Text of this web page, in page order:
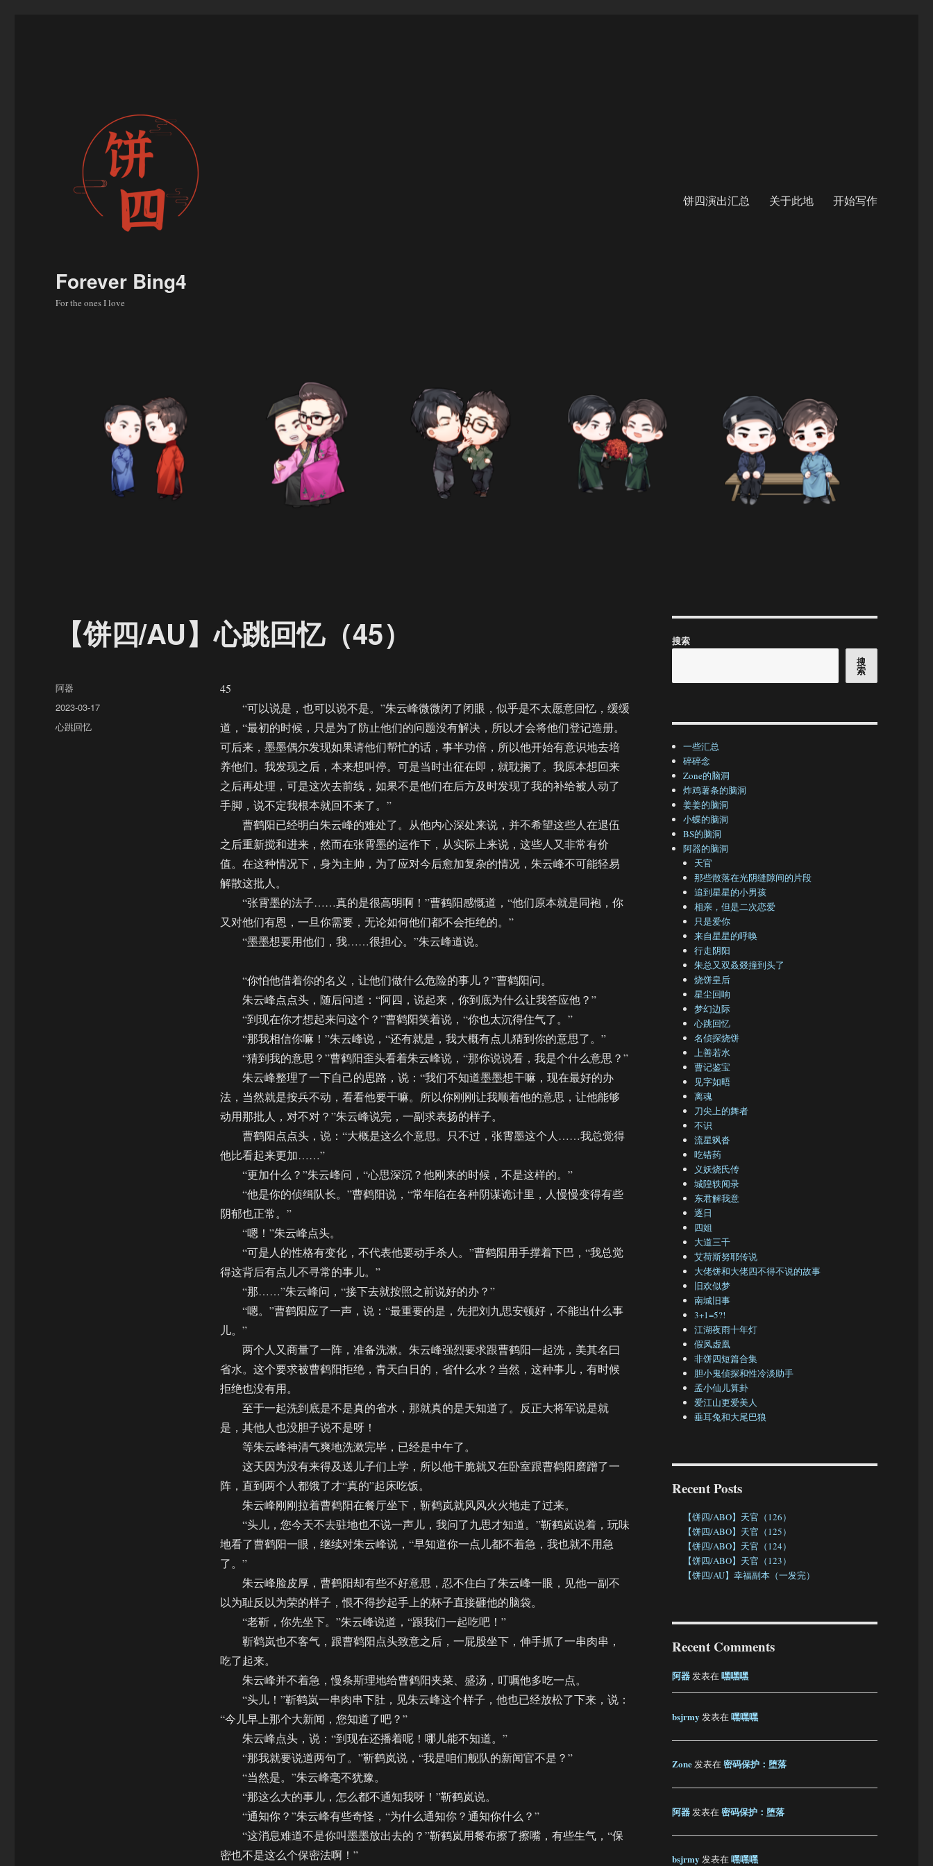
Forever Bing4
For the ones I love
饼四演出汇总 关于此地 开始写作
【饼四/AU】心跳回忆（45）
45
“可以说是，也可以说不是。”朱云峰微微闭了闭眼，似乎是不太愿意回忆，缓缓
道，“最初的时候，只是为了防止他们的问题没有解决，所以才会将他们登记造册。
可后来，墨墨偶尔发现如果请他们帮忙的话，事半功倍，所以他开始有意识地去培
养他们。我发现之后，本来想叫停。可是当时出征在即，就耽搁了。我原本想回来
之后再处理，可是这次去前线，如果不是他们在后方及时发现了我的补给被人动了
手脚，说不定我根本就回不来了。”
曹鹤阳已经明白朱云峰的难处了。从他内心深处来说，并不希望这些人在退伍
之后重新搅和进来，然而在张霄墨的运作下，从实际上来说，这些人又非常有价
值。在这种情况下，身为主帅，为了应对今后愈加复杂的情况，朱云峰不可能轻易
解散这批人。
“张霄墨的法子……真的是很高明啊！”曹鹤阳感慨道，“他们原本就是同袍，你
又对他们有恩，一旦你需要，无论如何他们都不会拒绝的。”
“墨墨想要用他们，我……很担心。”朱云峰道说。
“你怕他借着你的名义，让他们做什么危险的事儿？”曹鹤阳问。
朱云峰点点头，随后问道：“阿四，说起来，你到底为什么让我答应他？”
“到现在你才想起来问这个？”曹鹤阳笑着说，“你也太沉得住气了。”
“那我相信你嘛！”朱云峰说，“还有就是，我大概有点儿猜到你的意思了。”
“猜到我的意思？”曹鹤阳歪头看着朱云峰说，“那你说说看，我是个什么意思？”
朱云峰整理了一下自己的思路，说：“我们不知道墨墨想干嘛，现在最好的办
法，当然就是按兵不动，看看他要干嘛。所以你刚刚让我顺着他的意思，让他能够
动用那批人，对不对？”朱云峰说完，一副求表扬的样子。
曹鹤阳点点头，说：“大概是这么个意思。只不过，张霄墨这个人……我总觉得
他比看起来更加……”
“更加什么？”朱云峰问，“心思深沉？他刚来的时候，不是这样的。”
“他是你的侦缉队长。”曹鹤阳说，“常年陷在各种阴谋诡计里，人慢慢变得有些
阴郁也正常。”
“嗯！”朱云峰点头。
“可是人的性格有变化，不代表他要动手杀人。”曹鹤阳用手撑着下巴，“我总觉
得这背后有点儿不寻常的事儿。”
“那……”朱云峰问，“接下去就按照之前说好的办？”
“嗯。”曹鹤阳应了一声，说：“最重要的是，先把刘九思安顿好，不能出什么事
儿。”
两个人又商量了一阵，准备洗漱。朱云峰强烈要求跟曹鹤阳一起洗，美其名曰
省水。这个要求被曹鹤阳拒绝，青天白日的，省什么水？当然，这种事儿，有时候
拒绝也没有用。
至于一起洗到底是不是真的省水，那就真的是天知道了。反正大将军说是就
是，其他人也没胆子说不是呀！
等朱云峰神清气爽地洗漱完毕，已经是中午了。
这天因为没有来得及送儿子们上学，所以他干脆就又在卧室跟曹鹤阳磨蹭了一
阵，直到两个人都饿了才“真的”起床吃饭。
朱云峰刚刚拉着曹鹤阳在餐厅坐下，靳鹤岚就风风火火地走了过来。
“头儿，您今天不去驻地也不说一声儿，我问了九思才知道。”靳鹤岚说着，玩味
地看了曹鹤阳一眼，继续对朱云峰说，“早知道你一点儿都不着急，我也就不用急
了。”
朱云峰脸皮厚，曹鹤阳却有些不好意思，忍不住白了朱云峰一眼，见他一副不
以为耻反以为荣的样子，恨不得抄起手上的杯子直接砸他的脑袋。
“老靳，你先坐下。”朱云峰说道，“跟我们一起吃吧！”
靳鹤岚也不客气，跟曹鹤阳点头致意之后，一屁股坐下，伸手抓了一串肉串，
吃了起来。
朱云峰并不着急，慢条斯理地给曹鹤阳夹菜、盛汤，叮嘱他多吃一点。
“头儿！”靳鹤岚一串肉串下肚，见朱云峰这个样子，他也已经放松了下来，说：
“今儿早上那个大新闻，您知道了吧？”
朱云峰点头，说：“到现在还播着呢！哪儿能不知道。”
“那我就要说道两句了。”靳鹤岚说，“我是咱们舰队的新闻官不是？”
“当然是。”朱云峰毫不犹豫。
“那这么大的事儿，怎么都不通知我呀！”靳鹤岚说。
“通知你？”朱云峰有些奇怪，“为什么通知你？通知你什么？”
“这消息难道不是你叫墨墨放出去的？”靳鹤岚用餐布擦了擦嘴，有些生气，“保
密也不是这么个保密法啊！”
作
者
阿器
发
布
于
2023-03-17
分
心跳回忆
搜索
搜
索
一些汇总
碎碎念
Zone的脑洞
炸鸡薯条的脑洞
姜姜的脑洞
小蝶的脑洞
BS的脑洞
阿器的脑洞
天官
那些散落在光阴缝隙间的片段
追到星星的小男孩
相亲，但是二次恋爱
只是爱你
来自星星的呼唤
行走阴阳
朱总又双叒叕撞到头了
烧饼皇后
星尘回响
梦幻边际
心跳回忆
名侦探烧饼
上善若水
曹记鉴宝
见字如晤
离魂
刀尖上的舞者
不识
流星飒沓
吃错药
义妖烧氏传
城隍轶闻录
东君解我意
逐日
四姐
大道三千
艾荷斯努耶传说
大佬饼和大佬四不得不说的故事
旧欢似梦
南城旧事
3+1=5?!
江湖夜雨十年灯
假凤虚凰
非饼四短篇合集
胆小鬼侦探和性冷淡助手
孟小仙儿算卦
爱江山更爱美人
垂耳兔和大尾巴狼
Recent Posts
【饼四/ABO】天官（126）
【饼四/ABO】天官（125）
【饼四/ABO】天官（124）
【饼四/ABO】天官（123）
【饼四/AU】幸福副本（一发完）
Recent Comments
阿器发表在嘿嘿嘿
bsjrmy 发表在嘿嘿嘿
Zone发表在密码保护：堕落
阿器发表在密码保护：堕落
bsjrmy 发表在嘿嘿嘿